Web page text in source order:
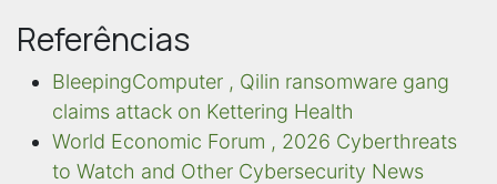
Referências
BleepingComputer , Qilin ransomware gang
claims attack on Kettering Health
World Economic Forum , 2026 Cyberthreats
to Watch and Other Cybersecurity News